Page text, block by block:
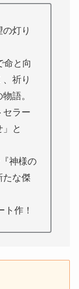
灯り
命と向
祈り
語。
セラー
と
神様の
たな傑
作！